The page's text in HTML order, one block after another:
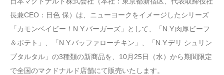
長兼CEO：日色 保）は、ニューヨークをイメージしたシリーズ
「カモンベイビー！N.Y.バーガーズ」として、「N.Y.肉厚ビーフ
＆ポテト」、「N.Y.バッファローチキン」、「N.Y.デリ シュリン
プタルタル」の3種類の新商品を、10月25日（水）から期間限定
で全国のマクドナルド店舗にて販売いたします。